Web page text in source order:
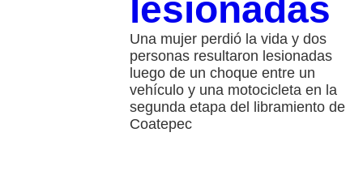
lesionadas
Una mujer perdió la vida y dos
personas resultaron lesionadas
luego de un choque entre un
vehículo y una motocicleta en la
segunda etapa del libramiento de
Coatepec